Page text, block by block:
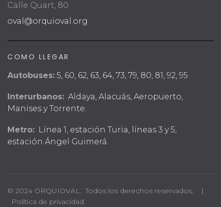
Calle Quart, 80
oval@orquioval.org
COMO LLEGAR
Autobuses: 5, 60, 62, 63, 64, 73, 79, 80, 81, 92, 95
Interurbanos: Aldaya, Alacuás, Aeropuerto,
Manises y Torrente.
Metro: Línea 1, estación Turia, líneas 3 y 5,
estación Ángel Guimerá.
© 2024 ORQUIOVAL. Todos los derechos reservados. |
Política de privacidad.